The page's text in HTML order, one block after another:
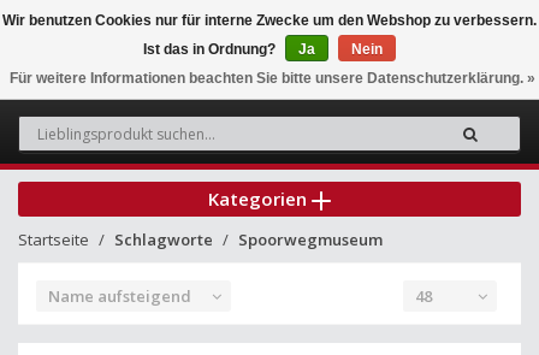
0
Kategorien
Startseite Schlagworte Spoorwegmuseum
Name aufsteigend 48
Wir benutzen Cookies nur für interne Zwecke um den Webshop zu verbessern.
Ist das in Ordnung?
Ja
Nein
Für weitere Informationen beachten Sie bitte unsere Datenschutzerklärung. »